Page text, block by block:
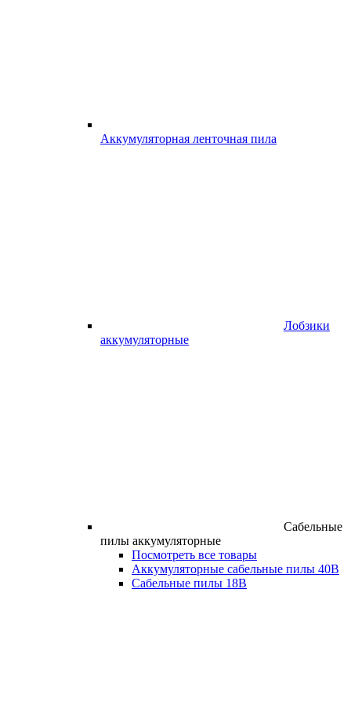
Аккумуляторная ленточная пила
Лобзики
аккумуляторные
Сабельные
пилы аккумуляторные
Посмотреть все товары
Аккумуляторные сабельные пилы 40В
Сабельные пилы 18В